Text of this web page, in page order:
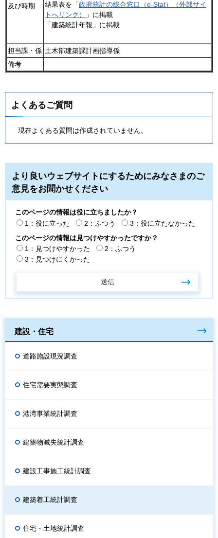
及び時期
結果表を「政府統計の総合窓口（e-Stat）（外部サイ
トへリンク）
」に掲載
「建築統計年報」に掲載
担当課・係 土木部建築課計画指導係
備考
よくあるご質問
現在よくある質問は作成されていません。
より良いウェブサイトにするためにみなさまのご
意見をお聞かせください
このページの情報は役に立ちましたか？
1：役に立った
2：ふつう
3：役に立たなかった
このページの情報は見つけやすかったですか？
1：見つけやすかった
2：ふつう
3：見つけにくかった
建設・住宅
道路施設現況調査
住宅需要実態調査
港湾事業統計調査
建築物滅失統計調査
建設工事施工統計調査
建築着工統計調査
住宅・土地統計調査